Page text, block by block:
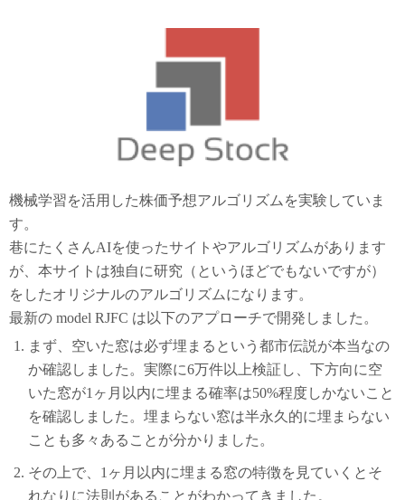
機械学習を活用した株価予想アルゴリズムを実験していま
す。
巷にたくさんAIを使ったサイトやアルゴリズムがあります
が、本サイトは独自に研究（というほどでもないですが）
をしたオリジナルのアルゴリズムになります。
最新の model RJFC は以下のアプローチで開発しました。
まず、空いた窓は必ず埋まるという都市伝説が本当なの
か確認しました。実際に6万件以上検証し、下方向に空
いた窓が1ヶ月以内に埋まる確率は50%程度しかないこと
を確認しました。埋まらない窓は半永久的に埋まらない
ことも多々あることが分かりました。
その上で、1ヶ月以内に埋まる窓の特徴を見ていくとそ
れなりに法則があることがわかってきました。